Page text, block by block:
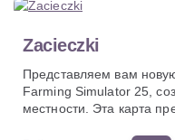
Zacieczki
Представляем вам
Farming Simulator 25,
местности. Эта карта